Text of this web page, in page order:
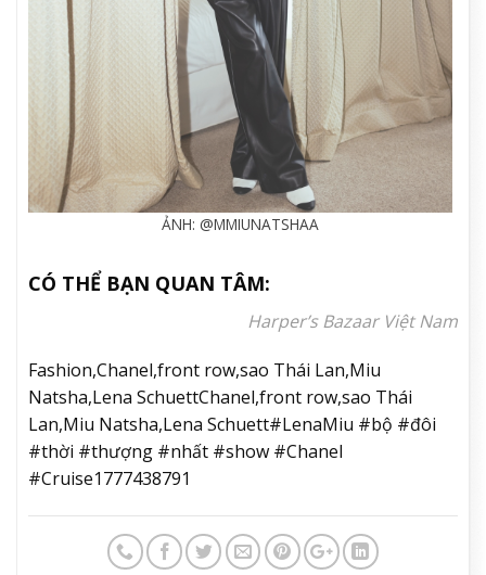
ẢNH: @MMIUNATSHAA
CÓ THỂ BẠN QUAN TÂM:
Harper’s Bazaar Việt Nam
Fashion,Chanel,front row,sao Thái Lan,Miu
Natsha,Lena SchuettChanel,front row,sao Thái
Lan,Miu Natsha,Lena Schuett#LenaMiu #bộ #đôi
#thời #thượng #nhất #show #Chanel
#Cruise1777438791